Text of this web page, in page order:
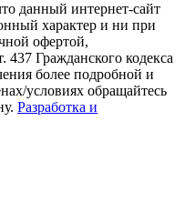
данный интернет-сайт
характер и ни при
офертой,
Гражданского кодекса
более подробной и
условиях обращайтесь
Разработка и